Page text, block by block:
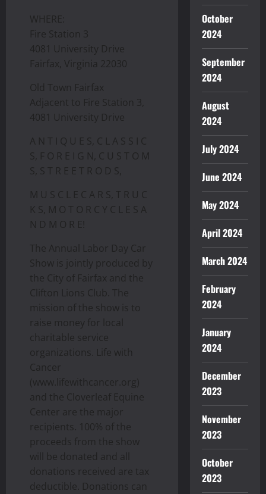
WHERE:
Fire Station 3
4081 University Drive
Fairfax, Virginia 22030
Old Town Fairfax
Adjacent to Fire Station 3,
4081 University Drive
A N T I Q U E S, C L A S S I C
S, F O R E I G N, C U S T O M
S, S T R E E T R O D S,
M U S C L E C A R S, T R U C
K S, M O T O R C Y C L E S A
N D M O R E!
The Annual Labor Day Car
Show is jointly produced by
the City of Fairfax and the
Clifton Lions Club. The
mission of the show is to
raise money for local
charitable service
organizations. Life with
Cancer
(www.lifewithcancer.org)
and the Cloverleaf Equine
Center are the major
recipients. 100% of the
proceeds from the show
will be donated and all
donations received are tax
deductible. Donations can
October
2024
September
2024
August
2024
July 2024
June 2024
May 2024
April 2024
March 2024
February
2024
January
2024
December
2023
November
2023
October
2023